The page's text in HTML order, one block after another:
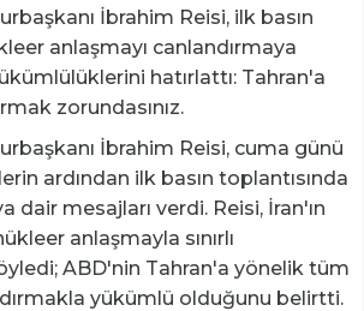
İbrahim Reisi, ilk basın
anlaşmayı canlandırmaya
hatırlattı: Tahran'a
zorundasınız.
İbrahim Reisi, cuma günü
ardından ilk basın toplantısında
dair mesajları verdi. Reisi, İran'ın
anlaşmayla sınırlı
ABD'nin Tahran'a yönelik tüm
yükümlü olduğunu belirtti.